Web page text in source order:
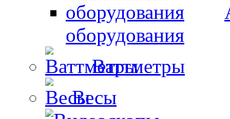
оборудования
Ваттметры
Весы